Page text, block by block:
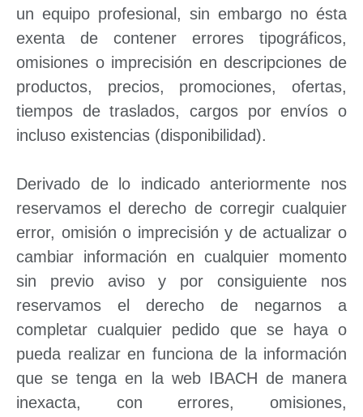
un equipo profesional, sin embargo no ésta
exenta de contener errores tipográficos,
omisiones o imprecisión en descripciones de
productos, precios, promociones, ofertas,
tiempos de traslados, cargos por envíos o
incluso existencias (disponibilidad).
Derivado de lo indicado anteriormente nos
reservamos el derecho de corregir cualquier
error, omisión o imprecisión y de actualizar o
cambiar información en cualquier momento
sin previo aviso y por consiguiente nos
reservamos el derecho de negarnos a
completar cualquier pedido que se haya o
pueda realizar en funciona de la información
que se tenga en la web IBACH de manera
inexacta, con errores, omisiones,